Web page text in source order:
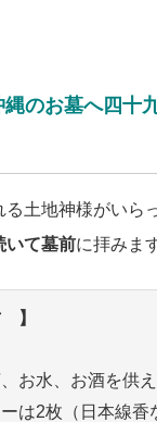
縄のお墓へ四十
る土地神様がいら
いて墓前に拝みま
】
水、お酒を供え
は2枚（日本線香